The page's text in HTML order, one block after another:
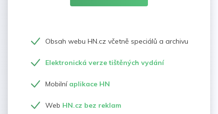
Obsah webu HN.cz včetně speciálů a archivu
Elektronická verze tištěných vydání
Mobilní aplikace HN
Web HN.cz bez reklam